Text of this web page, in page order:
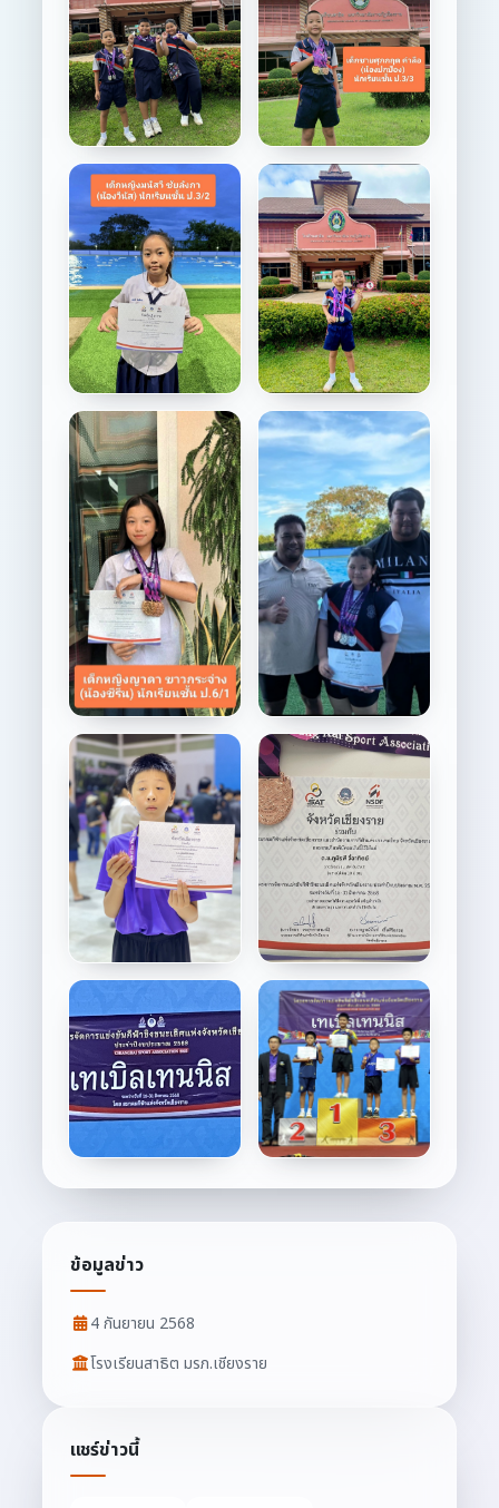
ข้อมูลข่าว
4 กันยายน 2568
โรงเรียนสาธิต มรภ.เชียงราย
แชร์ข่าวนี้